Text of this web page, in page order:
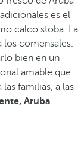
es el
calco stoba. La
los comensales.
bien en un
amable que
familias, a las
Aruba